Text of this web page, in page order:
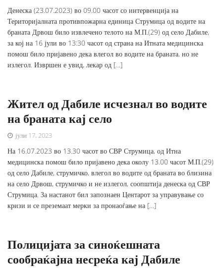
Денеска (23.07.2023) во 09.00 часот со интервенција на
Територијалната противпожарна единица Струмица од водите на
браната Дрвош било извлечено телото на М.П.(29) од село Дабиле,
за кој на 16 јули во 13:30 часот од страна на Итната медицинска
помош било пријавено дека влегол во водите на браната, но не
излегол. Извршен е увид, лекар од […]
Жител од Дабиле исчезнал во водите
на браната кај село
јули 17, 2023
На 16.07.2023 во 13.30 часот во СВР Струмица, од Итна
медицинска помош било пријавено дека околу 13.00 часот М.П.(29)
од село Дабиле, струмичко, влегол во водите од браната во близина
на село Дрвош, струмичко и не излегол, соопштија денеска од СВР
Струмица. За настанот бил запознаен Центарот за управување со
кризи и се преземаат мерки за пронаоѓање на […]
Полицијата за синоќешната
сообраќајна несреќа кај Дабиле